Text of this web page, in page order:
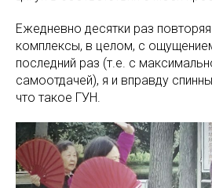
Ежедневно десятки раз
комплексы, в целом, с
последний раз (т.е. с
самоотдачей), я и вправду
что такое ГУН.